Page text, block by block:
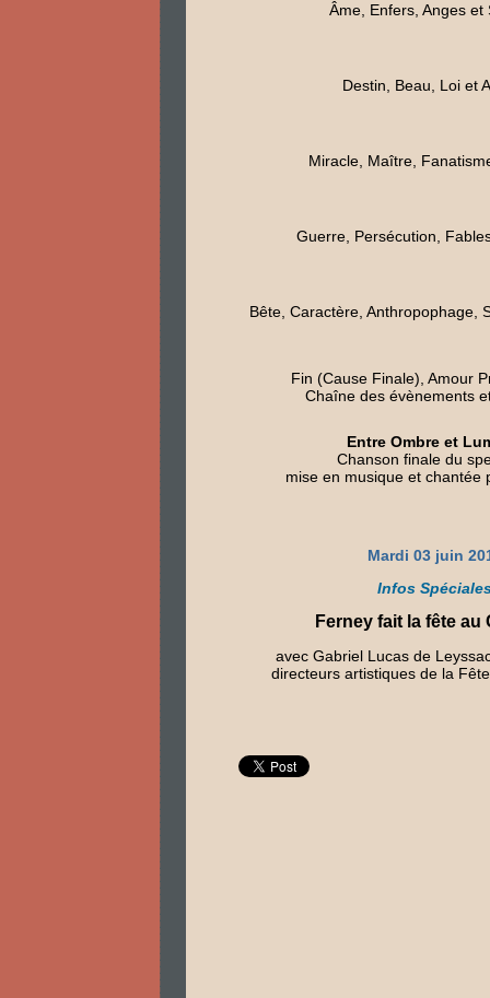
Âme, Enfers, Anges et
Destin, Beau, Loi et
Miracle, Maître,
Guerre, Persécution,
Bête, Caractère, Anthropophage,
Fin (Cause Finale), Amour
Chaîne des évènements
Entre Ombre et
Chanson finale du
mise en musique et chantée
Mardi 03 juin
Infos
Ferney fait la fête au
avec Gabriel Lucas de
directeurs artistiques de la